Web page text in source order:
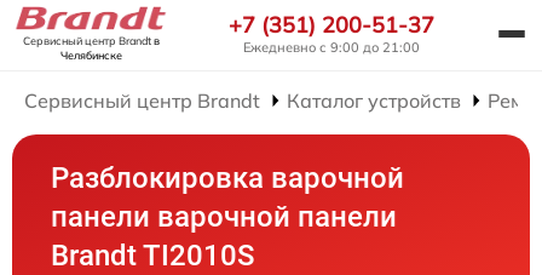
Сервисный центр Brandtв
Челябинске
+7 (351) 200-51-37
Ежедневно с 9:00 до 21:00
Сервисный центр Brandt Каталог устройств
Разблокировка варочной
панели варочной панели
Brandt TI2010S